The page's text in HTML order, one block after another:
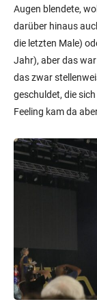
Augen blendete,
darüber hinaus
die letzten Male)
Jahr), aber das
das zwar
geschuldet, die
Feeling kam da